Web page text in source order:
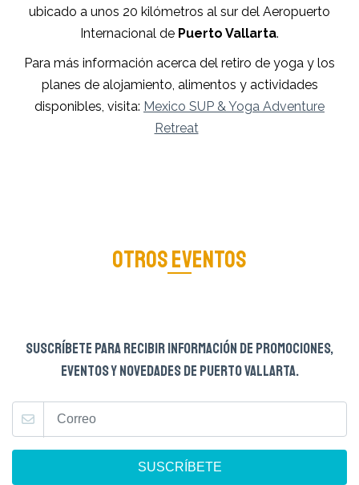
ubicado a unos 20 kilómetros al sur del Aeropuerto
Internacional de Puerto Vallarta.
Para más información acerca del retiro de yoga y los
planes de alojamiento, alimentos y actividades
disponibles, visita: Mexico SUP & Yoga Adventure
Retreat
OTROS EVENTOS
SUSCRÍBETE PARA RECIBIR INFORMACIÓN DE PROMOCIONES,
EVENTOS Y NOVEDADES DE PUERTO VALLARTA.
SUSCRÍBETE